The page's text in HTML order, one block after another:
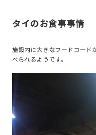
タイのお食事事情
施設内に大きなフードコード
べられるようです。